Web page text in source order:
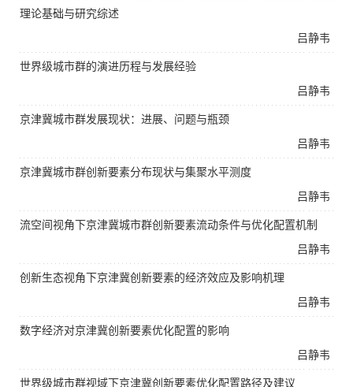
吕静韦
理论基础与研究综述
吕静韦
世界级城市群的演进历程与发展经验
吕静韦
京津冀城市群发展现状：进展、问题与瓶颈
吕静韦
京津冀城市群创新要素分布现状与集聚水平测度
吕静韦
流空间视角下京津冀城市群创新要素流动条件与优化配置机制
吕静韦
创新生态视角下京津冀创新要素的经济效应及影响机理
吕静韦
数字经济对京津冀创新要素优化配置的影响
世界级城市群视域下京津冀创新要素优化配置路径及建议